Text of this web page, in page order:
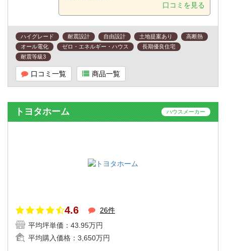
口コミを見る
ハイグレード 耐震設計 自由設計 土地提案あり
高断熱
オール電化
ゼロ・エネルギー・ハウス
長期優良住宅
耐震等級3
口コミ一覧 商品一覧
トヨタホーム ハウスメーカー
4.6
26件
平均坪単価： 43.95万円
平均購入価格： 3,650万円